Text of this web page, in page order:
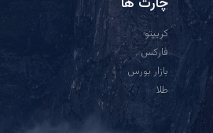
کریپتو
فارکس
بازار بورس
طلا